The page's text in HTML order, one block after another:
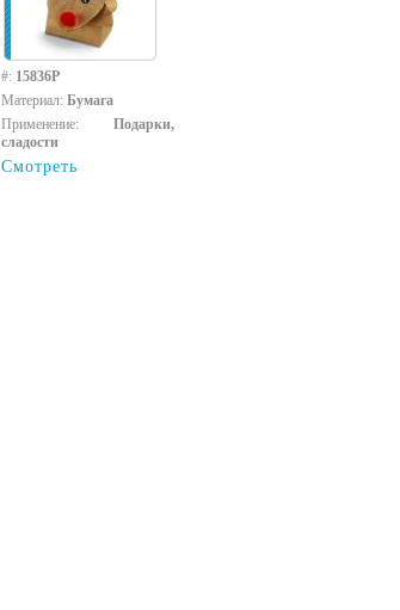
#: 15836P
Материал: Бумага
Применение: Подарки,
сладости
Смотреть